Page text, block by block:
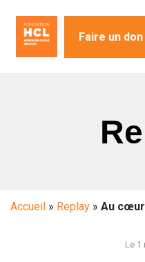
Faire un don
Accueil » Replay » Au
Le 1